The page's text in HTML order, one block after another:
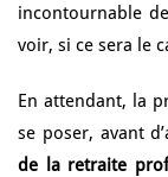
incontournable
voir, si ce sera le
En attendant, la
se poser, avant
de la retraite